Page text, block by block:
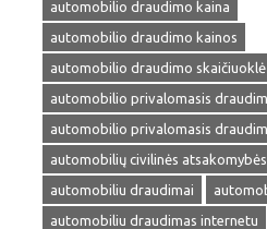
automobilio draudimo kaina
automobilio draudimo kainos
automobilio draudimo skaičiuoklė
automobilio privalomasis
automobilio privalomasis
automobilių civilinės
automobiliu draudimai
automobiliu draudimas internetu